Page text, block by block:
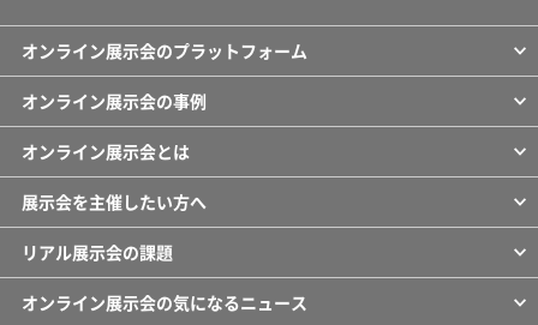
オンライン展示会のプラットフォーム
オンライン展示会の事例
オンライン展示会とは
展示会を主催したい方へ
リアル展示会の課題
オンライン展示会の気になるニュース